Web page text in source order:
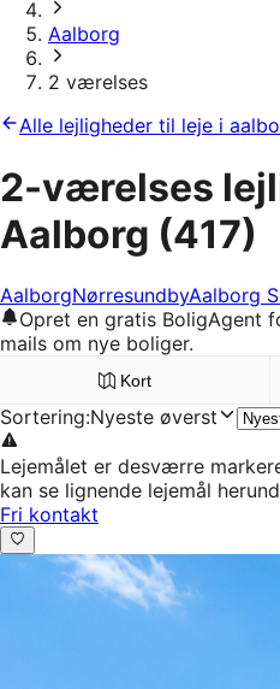
Aalborg
2 værelses
Alle lejligheder til leje i
2-værelses
Aalborg (417)
AalborgNørresundbyAalborg
Opret en gratis BoligAgent
mails om nye boliger.
Kort
Sortering:Nyeste øverst
Lejemålet er desværre
kan se lignende lejemål
Fri kontakt